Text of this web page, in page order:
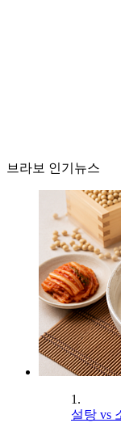
브라보 인기뉴스
1.
설탕 vs